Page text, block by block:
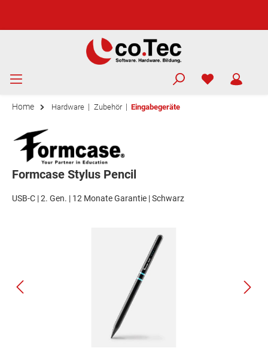
Home Hardware | Zubehör | Eingabegeräte
Formcase Stylus Pencil
USB-C | 2. Gen. | 12 Monate Garantie | Schwarz